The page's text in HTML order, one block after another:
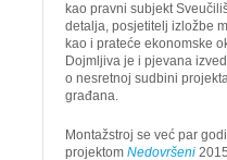
kao pravni subjekt
detalja, posjetitelj izložbe
kao i prateće ekonomske
Dojmljiva je i pjevana
o nesretnoj sudbini
građana.
Montažstroj se već par
projektom Nedovršeni